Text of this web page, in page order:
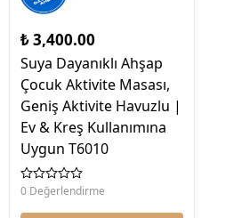
₺ 3,400.00
Suya Dayanıklı Ahşap
Çocuk Aktivite Masası,
Geniş Aktivite Havuzlu |
Ev & Kreş Kullanımına
Uygun T6010
0 Değerlendirme